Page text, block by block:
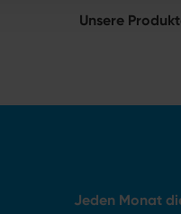
Unsere
Jeden Monat